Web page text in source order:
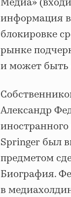
Медиа»
информация в
блокировке
рынке
и может быть
Александр
Springer был
предметом
Биография.
в